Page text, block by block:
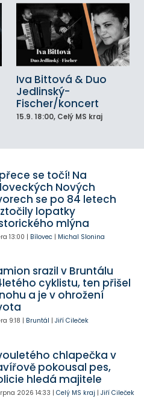
Iva Bittová & Duo
Jedlinský-
Fischer/koncert
15.9. 18:00, Celý MS kraj
se točí! Na
Nových
se po 84 letech
lopatky
mlýna
13:00 | Bílovec| Michal Slonina
srazil v Bruntálu
cyklistu, ten přišel
a je v ohrožení
9:18 | Bruntál | Jiří Cileček
chlapečka v
pokousal pes,
hledá majitele
2026 14:33 | Celý MS kraj | Jiří Cileček